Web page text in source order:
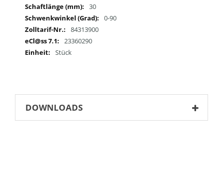
30
0-90
84313900
23360290
Stück
DOWNLOADS